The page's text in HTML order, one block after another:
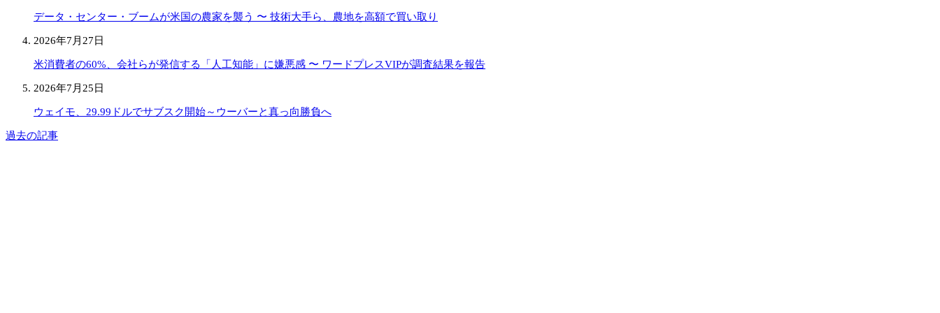
データ・センター・ブームが米国の農家を襲う 〜 技術大手ら、農地を高額で買い取り
2026年7月27日
米消費者の60%、会社らが発信する「人工知能」に嫌悪感 〜 ワードプレスVIPが調査結果を報告
2026年7月25日
ウェイモ、29.99ドルでサブスク開始～ウーバーと真っ向勝負へ
過去の記事